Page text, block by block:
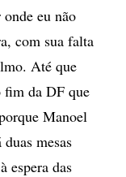
eu não
com sua falta
Até que
fim da DF que
Manoel
mesas
espera das